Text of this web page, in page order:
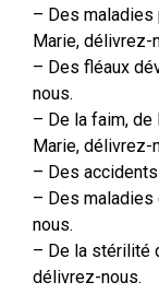
– Des
Marie, délivrez-
– Des fléaux
nous.
– De la faim, de
Marie, délivrez-
– Des
– Des maladies
nous.
– De la stérilité
délivrez-nous.